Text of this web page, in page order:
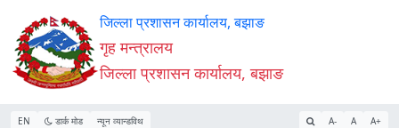
Accessibility
Mode
सुरु
गर्नुहोस्
सामाग्री
पढ्नुहाेस्
नेभिगेसन
पढ्नुहाेस्
वेबसाइट
खोजमा
जानुहोस्
जिल्ला प्रशासन कार्यालय, बझाङ
गृह मन्त्रालय
जिल्ला प्रशासन कार्यालय, बझाङ
EN डार्क मोड न्यून व्यान्डविथ A- A A+